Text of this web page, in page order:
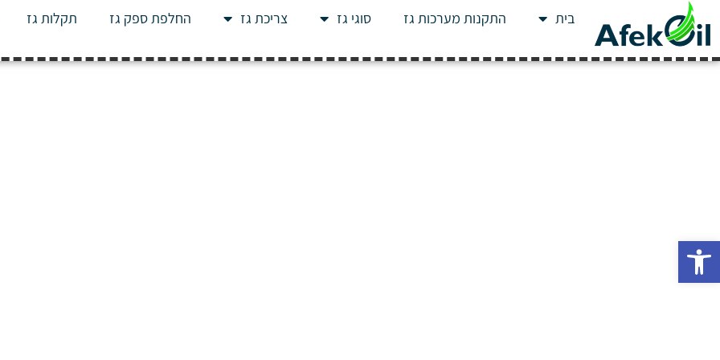
פתח סרגל נגישות
בית התקנות מערכות גז סוגי גז צריכת גז החלפת ספק גז תקלות גז